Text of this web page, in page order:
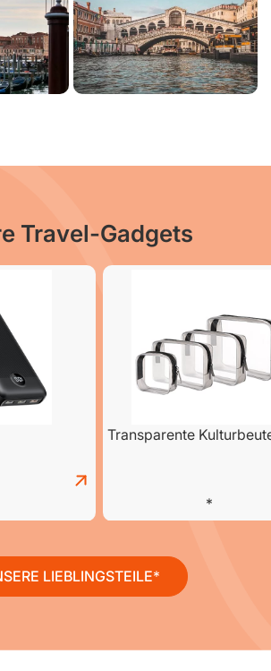
Travel-Gadgets
Transparente
LIEBLINGSTEILE